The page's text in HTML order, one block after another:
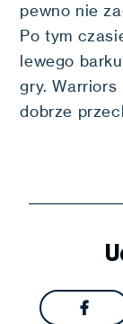
pewno nie
Po tym
lewego
gry.
dobrze
